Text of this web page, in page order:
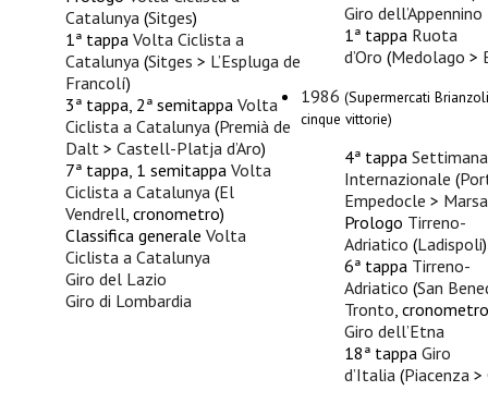
Catalunya (Sitges)
1ª tappa Volta Ciclista a
Catalunya (Sitges > L’Espluga de
Francolí)
3ª tappa, 2ª semitappa Volta
Ciclista a Catalunya (Premià de
Dalt > Castell-Platja d’Aro)
7ª tappa, 1 semitappa Volta
Ciclista a Catalunya (El
Vendrell , cronometro)
Classifica generale Volta
Ciclista a Catalunya
Giro del Lazio
Giro di Lombardia
Giro dell’Appennino
1ª tappa Ruota
d’Oro (Medolago >
1986 (Supermercati
cinque vittorie)
4ª tappa
Internazionale (
Empedocle >
Prologo Tirreno-
Adriatico (Ladispoli)
6ª tappa Tirreno-
Adriatico (San
Tronto ,
Giro dell’Etna
18ª tappa Giro
d’Italia (Piacenza >